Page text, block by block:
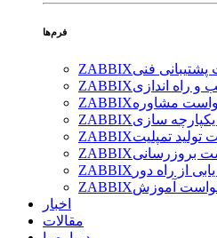
فرم‌ها
ZABBIXفنی
ZABBIXراه اندازی
ZABBIXمشاوره
ZABBIXسازی
ZABBIXتولید تمپلیت
ZABBIXبروزرسانی
ZABBIX از راه دور
ZABBIXآموزش
اخبار
مقالات